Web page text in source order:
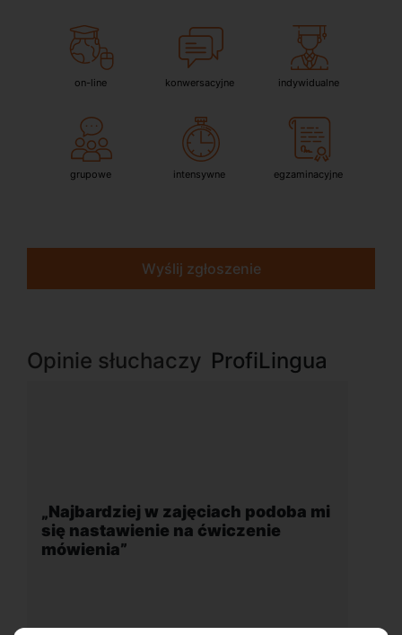
on-line konwersacyjne indywidualne
grupowe intensywne egzaminacyjne
Wyślij zgłoszenie
Opinie słuchaczy ProfiLingua
mi
„Wygodna, nowoczesna szkoła
położona w dogodnej lokalizacji”